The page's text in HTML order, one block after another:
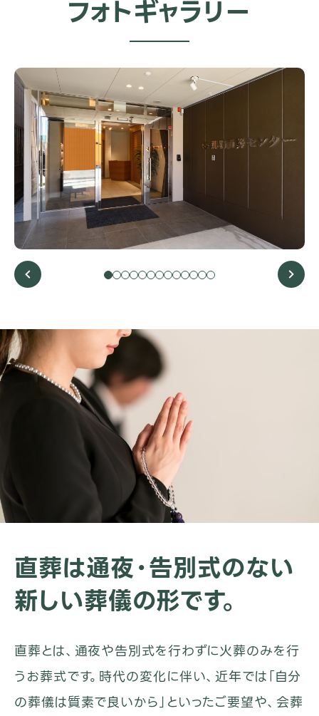
フォトギャラリー
直葬は通夜・告別式のない
新しい葬儀の形です。
直葬とは、通夜や告別式を行わずに火葬のみを行
うお葬式です。時代の変化に伴い、近年では「自分
の葬儀は質素で良いから」といったご要望や、会葬